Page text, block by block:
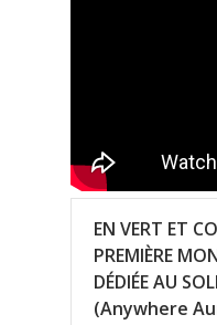
EN VERT ET
PREMIÈRE
DÉDIÉE AU
(Anywhere